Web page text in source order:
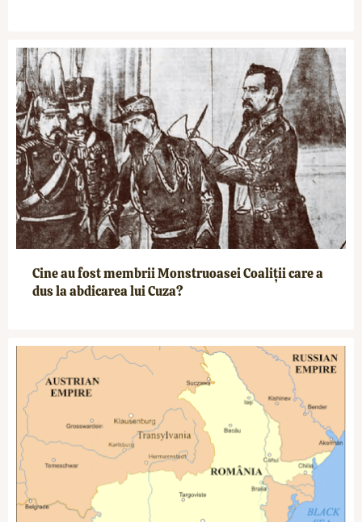
Cine au fost membrii Monstruoasei Coaliții care a
dus la abdicarea lui Cuza?